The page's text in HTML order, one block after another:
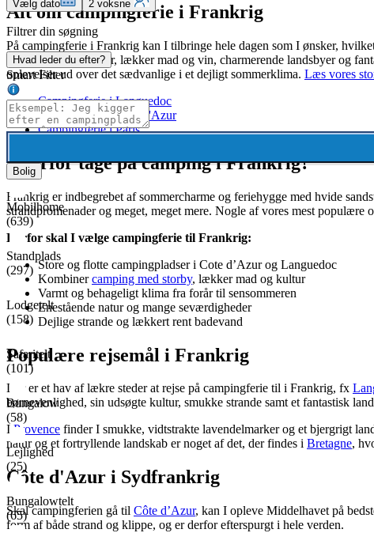
Alt om campingferie i Frankrig
På campingferie i Frankrig kan I tilbringe hele dagen som I ønsker,
pakken med godt vejr, lækker mad og vin, charmerende landsbyer og
oplevelser ud over det sædvanlige i et dejligt sommerklima. Læs vores
Campingferie i Languedoc
Campingferie i Cote d'Azur
Campingferie i Paris
Hvorfor tage på camping i Frankrig?
Frankrig er indbegrebet af sommercharme og feriehygge med hvide
strandpromenader og meget, meget mere. Nogle af vores mest
Derfor skal I vælge campingferie til Frankrig:
Store og flotte campingpladser i Cote d’Azur og Languedoc
Kombinercamping med storby, lækker mad og kultur
Varmt og behageligt klima fra forår til sensommeren
Enestående natur og mange seværdigheder
Dejlige strande og lækkert rent badevand
Populære rejsemål i Frankrig
Der er et hav af lækre steder at rejse på campingferie til i Frankrig, fx
børnevenlighed, sin udsøgte kultur, smukke strande samt et fantastisk
I Provence finder I smukke, vidtstrakte lavendelmarker og et bjergrigt
natur og et fortryllende landskab er noget af det, der findes i Bretagne,
Côte d'Azur i Sydfrankrig
Skal campingferien gå til Côte d’Azur, kan I opleve Middelhavet på
form af både strand og klippe, og er derfor efterspurgt i hele verden.
Vælg dato 2 voksne
Filtrer din søgning
Hvad leder du efter?
Smart Filter
Bolig
Mobilhome
(639)
Standplads
(297)
Lodgetelt
(158)
Safaritelt
(101)
Bungalow
(58)
Lejlighed
(25)
Bungalowtelt
(65)